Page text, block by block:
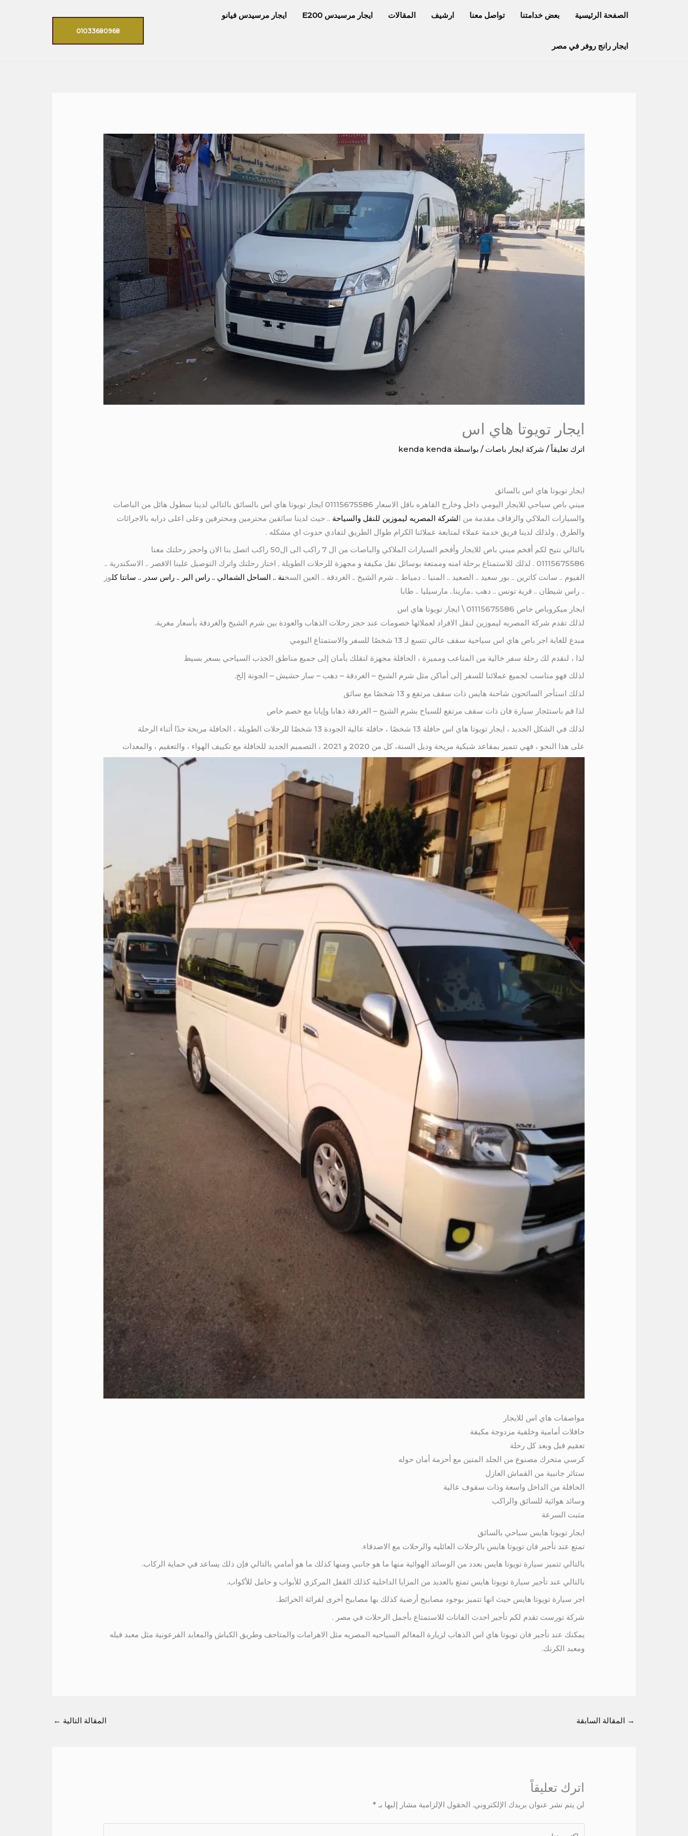
الصفحة الرئيسية بعض خدامتنا تواصل معنا ارشيف المقالات ايجار مرسيدس E200 ايجار مرسيدس فيانو
ايجار رانج روفر في مصر
01033680968
ايجار تويوتا هاي اس
اترك تعليقاً / شركة ايجار باصات / بواسطة kenda kenda
ايجار تويوتا هاي اس بالسائق
ميني باص سياحي للايجار اليومي داخل وخارج القاهره باقل الاسعار 01115675586 ايجار تويوتا هاي اس بالسائق بالتالي لدينا سطول هائل من الباصات
والسيارات الملاكي والزفاف مقدمة من الشركة المصريه ليموزين للنقل والسياحة .. حيث لدينا سائقين محترمين ومحترفين وعلى اعلى درايه بالاجرائات
والطرق , ولذلك لدينا فريق خدمة عملاء لمتابعة عملائنا الكرام طوال الطريق لتفادي حدوث اي مشكله .
بالتالي نتيح لكم أفخم ميني باص للايجار وأفخم السيارات الملاكي والباصات من ال 7 راكب الى ال50 راكب اتصل بنا الان واحجز رحلتك معنا
01115675586 . لذلك للاستمتاع برحلة امنه وممتعة بوسائل نقل مكيفة و مجهزة للرحلات الطويلة , اختار رحلتك واترك التوصيل علينا الاقصر .. الاسكندرية ..
الفيوم .. سانت كاترين .. بور سعيد .. الصعيد .. المنيا .. دمياط .. شرم الشيخ .. الغردقة .. العين السخنة .. الساحل الشمالي .. راس البر .. راس سدر .. سانتا كلوز
.. راس شيطان .. قرية تونس .. دهب ..مارينا.. مارسيليا .. طابا
ايجار ميكروباص خاص 01115675586 \ ايجار تويوتا هاي اس
لذلك تقدم شركة المصريه ليموزين لنقل الافراد لعملائها خصومات عند حجز رحلات الذهاب والعودة بين شرم الشيخ والغردقة بأسعار مغرية.
مبدع للغاية اجر باص هاي اس سياحية سقف عالي تتسع لـ 13 شخصًا للسفر والاستمتاع اليومي
لذا ، لنقدم لك رحلة سفر خالية من المتاعب ومميزة ، الحافلة مجهزة لنقلك بأمان إلى جميع مناطق الجذب السياحي بسعر بسيط
لذلك فهو مناسب لجميع عملائنا للسفر إلى أماكن مثل شرم الشيخ – الغردقة – دهب – سار حشيش – الجونة إلخ.
لذلك استأجر السائحون شاحنة هايس ذات سقف مرتفع و 13 شخصًا مع سائق
لذا قم باستئجار سيارة فان ذات سقف مرتفع للسياح بشرم الشيخ – الغردقة ذهابا وإيابا مع خصم خاص
لذلك في الشكل الجديد ، ايجار تويوتا هاي اس حافلة 13 شخصًا ، حافلة عالية الجودة 13 شخصًا للرحلات الطويلة ، الحافلة مريحة جدًا أثناء الرحلة
على هذا النحو ، فهي تتميز بمقاعد شبكية مريحة وديل السنة، كل من 2020 و 2021 ، التصميم الجديد للحافلة مع تكييف الهواء ، والتعقيم ، والمعدات
مواصفات هاي اس للايجار
حافلات أمامية وخلفية مزدوجة مكيفة
تعقيم قبل وبعد كل رحلة
كرسي متحرك مصنوع من الجلد المتين مع أحزمة أمان حوله
ستائر جانبية من القماش العازل
الحافلة من الداخل واسعة وذات سقوف عالية
وسائد هوائية للسائق والراكب
مثبت السرعة
ايجار تويوتا هايس سياحي بالسائق
تمتع عند تأجير فان تويوتا هايس بالرحلات العائليه والرحلات مع الاصدقاء.
بالتالي تتميز سيارة تويوتا هايس بعدد من الوسائد الهوائية منها ما هو جانبي ومنها كذلك ما هو أمامي بالتالي فإن ذلك يساعد في حماية الركاب.
بالتالي عند تأجير سيارة تويوتا هايس تمتع بالعديد من المزايا الداخلية كذلك القفل المركزي للأبواب و حامل للأكواب.
اجر سيارة تويوتا هايس حيث انها تتميز بوجود مصابيح أرضية كذلك بها مصابيح أخرى لقرائة الخرائط.
شركة تورست تقدم لكم تأجير احدث الفانات للاستمتاع بأجمل الرحلات في مصر .
يمكنك عند تأجير فان تويوتا هاي اس الذهاب لزيارة المعالم السياحيه المصريه مثل الاهرامات والمتاحف وطريق الكباش والمعابد الفرعونية مثل معبد فيله
ومعبد الكرنك.
→ المقالة السابقة المقالة التالية ←
اترك تعليقاً
لن يتم نشر عنوان بريدك الإلكتروني. الحقول الإلزامية مشار إليها بـ*